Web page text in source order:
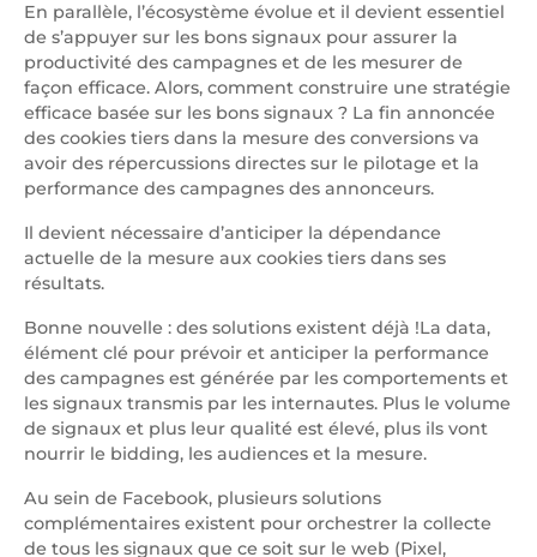
En parallèle, l’écosystème évolue et il devient essentiel
de s’appuyer sur les bons signaux pour assurer la
productivité des campagnes et de les mesurer de
façon efficace. Alors, comment construire une stratégie
efficace basée sur les bons signaux ? La fin annoncée
des cookies tiers dans la mesure des conversions va
avoir des répercussions directes sur le pilotage et la
performance des campagnes des annonceurs.
Il devient nécessaire d’anticiper la dépendance
actuelle de la mesure aux cookies tiers dans ses
résultats.
Bonne nouvelle : des solutions existent déjà !La data,
élément clé pour prévoir et anticiper la performance
des campagnes est générée par les comportements et
les signaux transmis par les internautes. Plus le volume
de signaux et plus leur qualité est élevé, plus ils vont
nourrir le bidding, les audiences et la mesure.
Au sein de Facebook, plusieurs solutions
complémentaires existent pour orchestrer la collecte
de tous les signaux que ce soit sur le web (Pixel,